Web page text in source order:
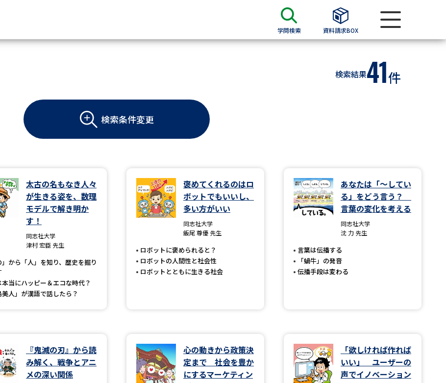
学問検索 資料請求BOX
大学・短大の資料種類から請求
大学パンフ
学部・学科パンフ
総合型選抜・学校推薦型選抜 募集要項＆願書
大学・短大以外の資料から請求
専門学校の資料請求 大学院の資料請求
留学・進学関連、塾・予備校
大学入学共通テスト「受験案内」の請求
幼稚園教員資格認定試験
小学校教員資格認定試験
高等学校（情報）教員資格認定試験
大学で学べる内容や特徴を調べる
新増設大学・学部・学科特集
国際・グローバルに強い大学特集
検索結果41件
検索条件変更
太古の名もなき人々
が生きる姿を、数理
モデルで解き明か
す！
同志社大学
津村 宏臣 先生
」から「人」を知り、歴史を掘り
当にハッピー＆エコな時代？
美人」が漢語で話したら？
褒めてくれるのはロ
ボットでもいいし、
多い方がいい
同志社大学
飯尾 尊優 先生
ロボットに褒められると？
ロボットの人間性と社会性
ロボットとともに生きる社会
あなたは「～してい
る」をどう言う？
言葉の変化を考える
同志社大学
沈 力 先生
言葉は伝播する
「蝸牛」の発音
伝播手段は変わる
『鬼滅の刃』から読
み解く、戦争とアニ
メの深い関係
心の動きから政策決
定まで 社会を豊か
にするマーケティン
「欲しければ作れば
いい」 ユーザーの
声でイノベーション